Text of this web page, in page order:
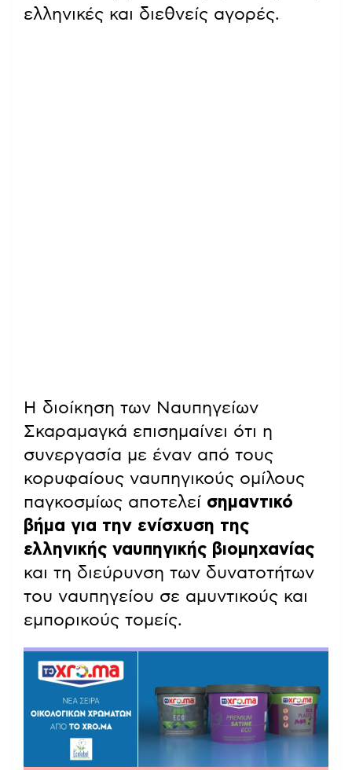
ελληνικές και διεθνείς αγορές.
Η διοίκηση των Ναυπηγείων
Σκαραμαγκά επισημαίνει ότι η
συνεργασία με έναν από τους
κορυφαίους ναυπηγικούς ομίλους
παγκοσμίως αποτελεί σημαντικό
βήμα για την ενίσχυση της
ελληνικής ναυπηγικής βιομηχανίας
και τη διεύρυνση των δυνατοτήτων
του ναυπηγείου σε αμυντικούς και
εμπορικούς τομείς.